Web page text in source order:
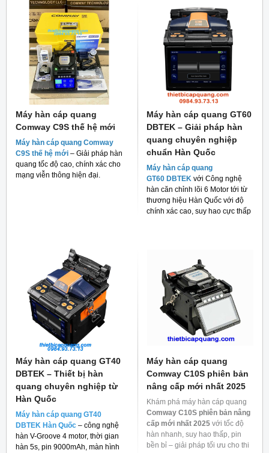
Máy hàn cáp quang
Comway C9S thế hệ mới
Máy hàn cáp quang Comway
C9S thế hệ mới – Giải pháp hàn
quang tốc độ cao, chính xác cho
mạng viễn thông hiện đại.
Máy hàn cáp quang GT60
DBTEK – Giải pháp hàn
quang chuyên nghiệp
chuẩn Hàn Quốc
Máy hàn cáp quang
GT60 DBTEK với Công nghệ
hàn căn chỉnh lõi 6 Motor tới từ
thương hiệu Hàn Quốc với độ
chính xác cao, suy hao cực thấp
Máy hàn cáp quang GT40
DBTEK – Thiết bị hàn
quang chuyên nghiệp từ
Hàn Quốc
Máy hàn cáp quang GT40
DBTEK Hàn Quốc – công nghệ
hàn V-Groove 4 motor, thời gian
hàn 5s, pin 9000mAh, màn hình
Máy hàn cáp quang
Comway C10S phiên bản
nâng cấp mới nhất 2025
Khám phá máy hàn cáp quang
Comway C10S phiên bản nâng
cấp mới nhất 2025 với tốc độ
hàn nhanh, suy hao thấp, pin
bền bỉ – giải pháp tối ưu cho thi